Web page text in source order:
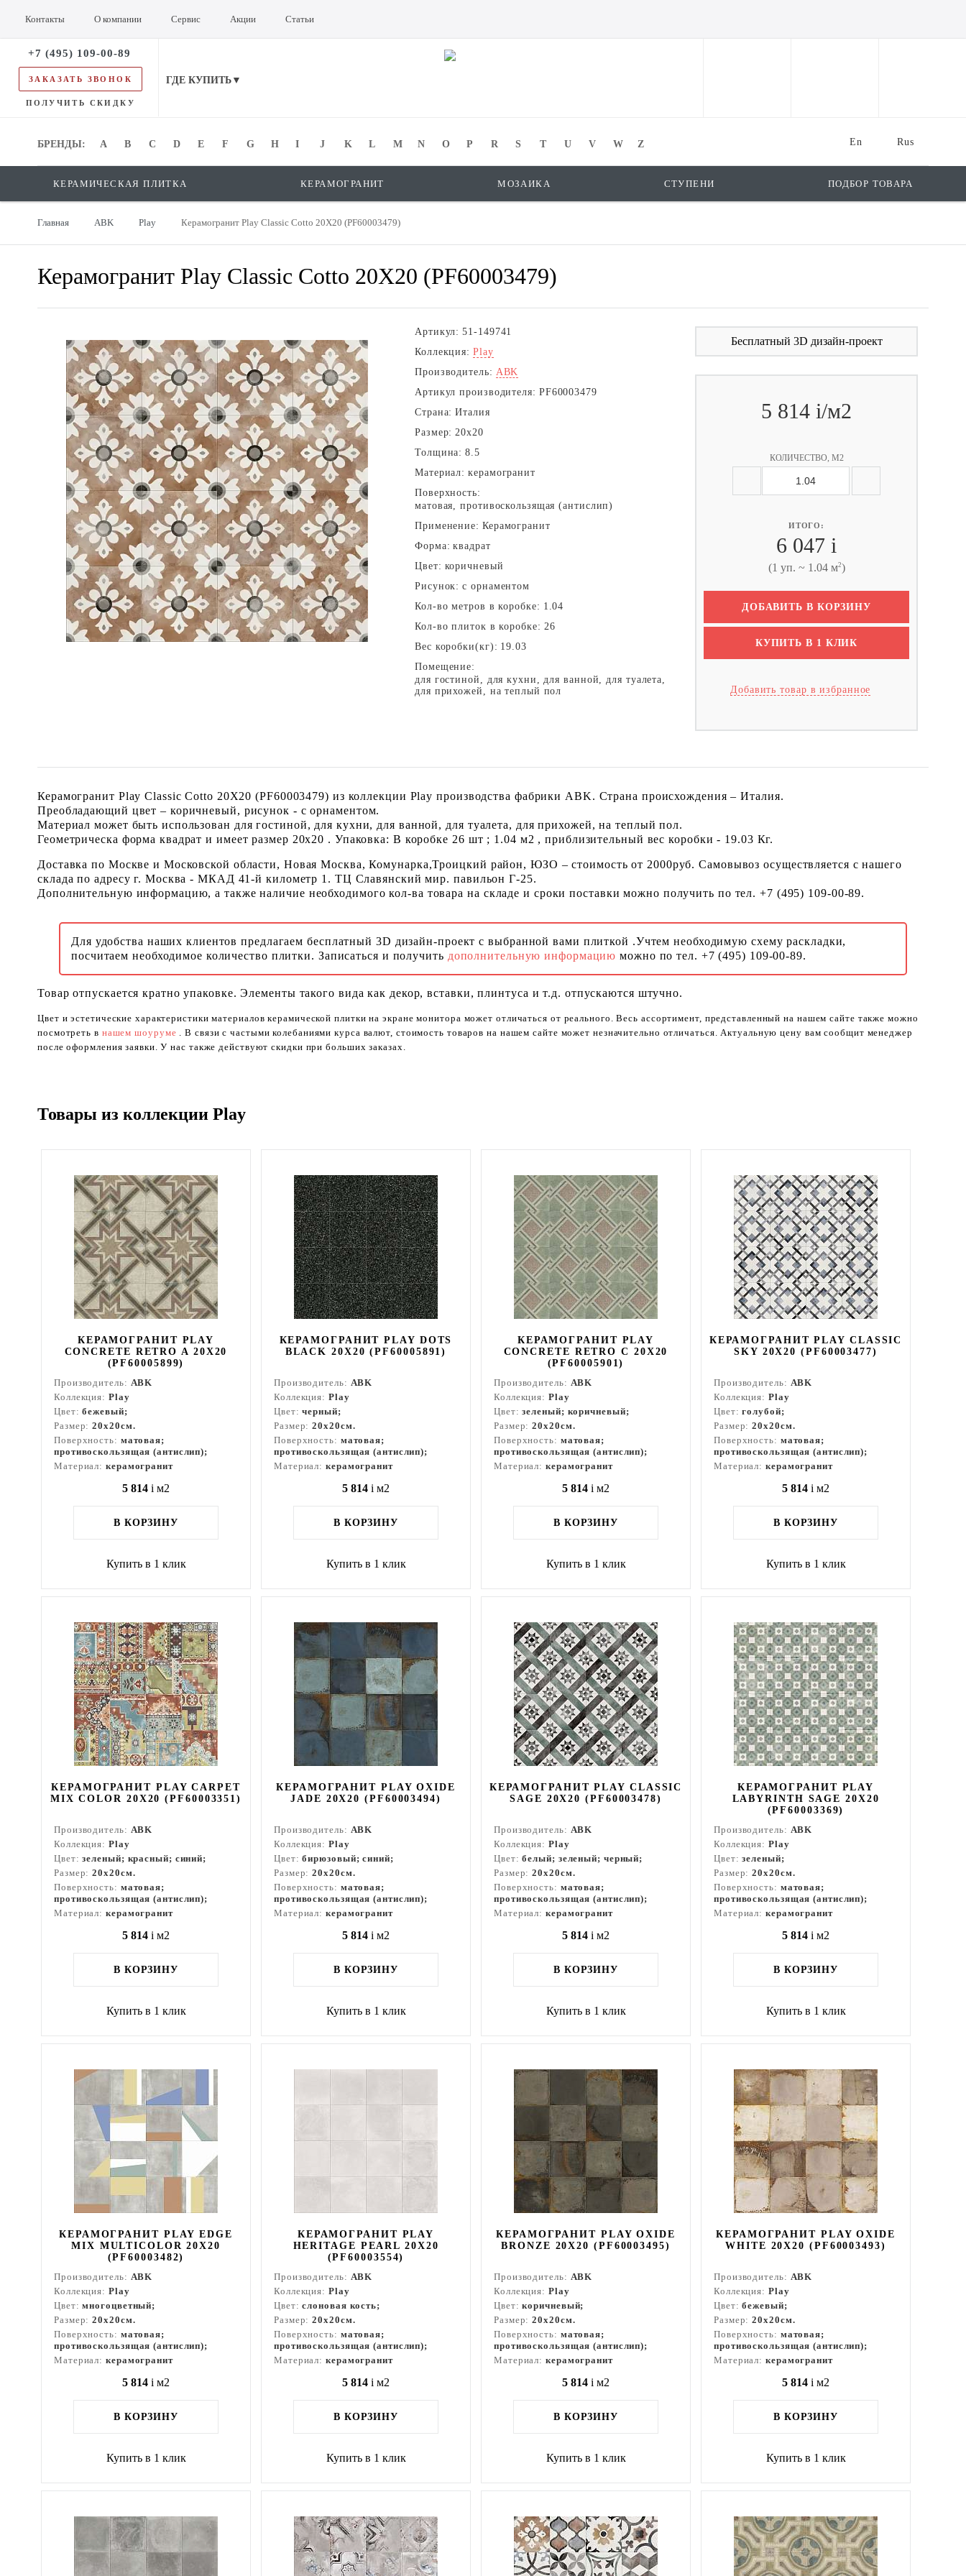
Контакты О компании Сервис Акции Статьи
+7 (495) 109-00-89
ЗАКАЗАТЬ ЗВОНОК
ПОЛУЧИТЬ СКИДКУ
ГДЕ КУПИТЬ▼
Rus
En
БРЕНДЫ: A B C D E F G H I J K L M N O P R S T U V W Z
БРЕНДЫ:
КЕРАМИЧЕСКАЯ ПЛИТКА КЕРАМОГРАНИТ МОЗАИКА СТУПЕНИ ПОДБОР ТОВАРА
Главная ABK Play Керамогранит Play Classic Cotto 20X20 (PF60003479)
Керамогранит Play Classic Cotto 20X20 (PF60003479)
Артикул: 51-149741
Коллекция: Play
Производитель: ABK
Артикул производителя: PF60003479
Страна: Италия
Размер: 20x20
Толщина: 8.5
Материал: керамогранит
Поверхность:
матовая, противоскользящая (антислип)
Применение: Керамогранит
Форма: квадрат
Цвет: коричневый
Рисунок: с орнаментом
Кол-во метров в коробке: 1.04
Кол-во плиток в коробке: 26
Вес коробки(кг): 19.03
Помещение:
для гостиной, для кухни, для ванной, для туалета,
для прихожей, на теплый пол
Бесплатный 3D дизайн-проект
5 814 i/м2
КОЛИЧЕСТВО, М2
ИТОГО:
6 047 i
(1 уп. ~ 1.04 м2)
ДОБАВИТЬ В КОРЗИНУ
КУПИТЬ В 1 КЛИК
Добавить товар в избранное
Керамогранит Play Classic Cotto 20X20 (PF60003479) из коллекции Play производства фабрики ABK. Страна происхождения – Италия.
Преобладающий цвет – коричневый, рисунок - с орнаментом.
Материал может быть использован для гостиной, для кухни, для ванной, для туалета, для прихожей, на теплый пол.
Геометрическа форма квадрат и имеет размер 20x20 . Упаковка: В коробке 26 шт ; 1.04 м2 , приблизительный вес коробки - 19.03 Кг.
Доставка по Москве и Московской области, Новая Москва, Комунарка,Троицкий район, ЮЗО – стоимость от 2000руб. Самовывоз осуществляется с нашего
склада по адресу г. Москва - МКАД 41-й километр 1. ТЦ Славянский мир. павильон Г-25.
Дополнительную информацию, а также наличие необходимого кол-ва товара на складе и сроки поставки можно получить по тел. +7 (495) 109-00-89.
Для удобства наших клиентов предлагаем бесплатный 3D дизайн-проект с выбранной вами плиткой .Учтем необходимую схему раскладки,
посчитаем необходимое количество плитки. Записаться и получить дополнительную информациюможно по тел. +7 (495) 109-00-89.
Товар отпускается кратно упаковке. Элементы такого вида как декор, вставки, плинтуса и т.д. отпускаются штучно.
Цвет и эстетические характеристики материалов керамической плитки на экране монитора может отличаться от реального. Весь ассортимент, представленный на нашем сайте также можно
посмотреть в нашем шоуруме . В связи с частыми колебаниями курса валют, стоимость товаров на нашем сайте может незначительно отличаться. Актуальную цену вам сообщит менеджер
после оформления заявки. У нас также действуют скидки при больших заказах.
Товары из коллекции Play
КЕРАМОГРАНИТ PLAY
CONCRETE RETRO A 20X20
(PF60005899)
Производитель: ABK
Коллекция: Play
Цвет:бежевый;
Размер:20x20см.
Поверхность: матовая;
противоскользящая (антислип);
Материал: керамогранит
5 814 i м2
В КОРЗИНУ
Купить в 1 клик
КЕРАМОГРАНИТ PLAY DOTS
BLACK 20X20 (PF60005891)
Производитель: ABK
Коллекция: Play
Цвет:черный;
Размер:20x20см.
Поверхность: матовая;
противоскользящая (антислип);
Материал: керамогранит
5 814 i м2
В КОРЗИНУ
Купить в 1 клик
КЕРАМОГРАНИТ PLAY
CONCRETE RETRO C 20X20
(PF60005901)
Производитель: ABK
Коллекция: Play
Цвет:зеленый; коричневый;
Размер:20x20см.
Поверхность: матовая;
противоскользящая (антислип);
Материал: керамогранит
5 814 i м2
В КОРЗИНУ
Купить в 1 клик
КЕРАМОГРАНИТ PLAY CLASSIC
SKY 20X20 (PF60003477)
Производитель: ABK
Коллекция: Play
Цвет:голубой;
Размер:20x20см.
Поверхность: матовая;
противоскользящая (антислип);
Материал: керамогранит
5 814 i м2
В КОРЗИНУ
Купить в 1 клик
КЕРАМОГРАНИТ PLAY CARPET
MIX COLOR 20X20 (PF60003351)
Производитель: ABK
Коллекция: Play
Цвет:зеленый; красный; синий;
Размер:20x20см.
Поверхность: матовая;
противоскользящая (антислип);
Материал: керамогранит
5 814 i м2
В КОРЗИНУ
Купить в 1 клик
КЕРАМОГРАНИТ PLAY OXIDE
JADE 20X20 (PF60003494)
Производитель: ABK
Коллекция: Play
Цвет:бирюзовый; синий;
Размер:20x20см.
Поверхность: матовая;
противоскользящая (антислип);
Материал: керамогранит
5 814 i м2
В КОРЗИНУ
Купить в 1 клик
КЕРАМОГРАНИТ PLAY CLASSIC
SAGE 20X20 (PF60003478)
Производитель: ABK
Коллекция: Play
Цвет:белый; зеленый; черный;
Размер:20x20см.
Поверхность: матовая;
противоскользящая (антислип);
Материал: керамогранит
5 814 i м2
В КОРЗИНУ
Купить в 1 клик
КЕРАМОГРАНИТ PLAY
LABYRINTH SAGE 20X20
(PF60003369)
Производитель: ABK
Коллекция: Play
Цвет:зеленый;
Размер:20x20см.
Поверхность: матовая;
противоскользящая (антислип);
Материал: керамогранит
5 814 i м2
В КОРЗИНУ
Купить в 1 клик
КЕРАМОГРАНИТ PLAY EDGE
MIX MULTICOLOR 20X20
(PF60003482)
Производитель: ABK
Коллекция: Play
Цвет:многоцветный;
Размер:20x20см.
Поверхность: матовая;
противоскользящая (антислип);
Материал: керамогранит
5 814 i м2
В КОРЗИНУ
Купить в 1 клик
КЕРАМОГРАНИТ PLAY
HERITAGE PEARL 20X20
(PF60003554)
Производитель: ABK
Коллекция: Play
Цвет:слоновая кость;
Размер:20x20см.
Поверхность: матовая;
противоскользящая (антислип);
Материал: керамогранит
5 814 i м2
В КОРЗИНУ
Купить в 1 клик
КЕРАМОГРАНИТ PLAY OXIDE
BRONZE 20X20 (PF60003495)
Производитель: ABK
Коллекция: Play
Цвет:коричневый;
Размер:20x20см.
Поверхность: матовая;
противоскользящая (антислип);
Материал: керамогранит
5 814 i м2
В КОРЗИНУ
Купить в 1 клик
КЕРАМОГРАНИТ PLAY OXIDE
WHITE 20X20 (PF60003493)
Производитель: ABK
Коллекция: Play
Цвет:бежевый;
Размер:20x20см.
Поверхность: матовая;
противоскользящая (антислип);
Материал: керамогранит
5 814 i м2
В КОРЗИНУ
Купить в 1 клик